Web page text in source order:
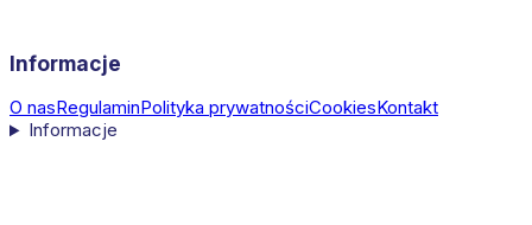
Informacje
O nasRegulaminPolityka prywatnościCookiesKontakt
Informacje